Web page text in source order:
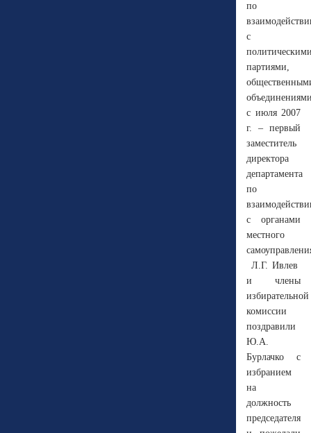
по
с
партиями,
с июля 2007
г. – первый
заместитель
директора
департамента
по
с органами
местного
Л.Г. Ивлев
и члены
избирательной
комиссии
поздравили
Ю.А.
Бурлачко с
избранием
на
должность
председателя